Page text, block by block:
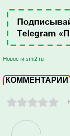
Новости smi2.ru
КОММЕНТАРИИ
-